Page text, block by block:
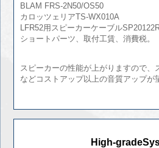
BLAM FRS-2N50/OS50
カロッツェリアTS-WX010A
LFR52用スピーカーケーブル
ショートパーツ、取付工賃、消費税。
スピーカーの性能が上がりますので、
などコストアップ以上の音質アップが
High-